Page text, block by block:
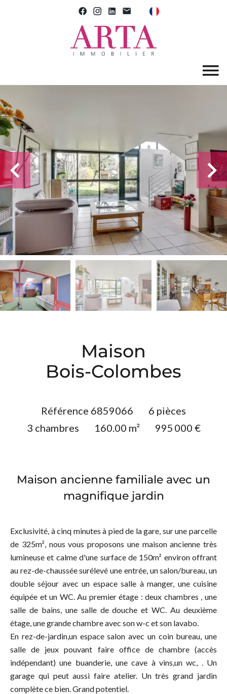
Maison
Bois-Colombes
Référence 6859066
6 pièces
3 chambres
160.00 m² 995 000 €
Maison ancienne familiale avec un
magnifique jardin
Exclusivité, à cinq minutes à pied de la gare, sur une parcelle
de 325m², nous vous proposons une maison ancienne très
lumineuse et calme d'une surface de 150m² environ offrant
au rez-de-chaussée surélevé une entrée, un salon/bureau, un
double séjour avec un espace salle à manger, une cuisine
équipée et un WC. Au premier étage : deux chambres , une
salle de bains, une salle de douche et WC. Au deuxième
étage, une grande chambre avec son w-c et son lavabo.
En rez-de-jardin,un espace salon avec un coin bureau, une
salle de jeux pouvant faire office de chambre (accès
indépendant) une buanderie, une cave à vins,un wc, . Un
garage qui peut aussi faire atelier. Un très grand jardin
complète ce bien. Grand potentiel.